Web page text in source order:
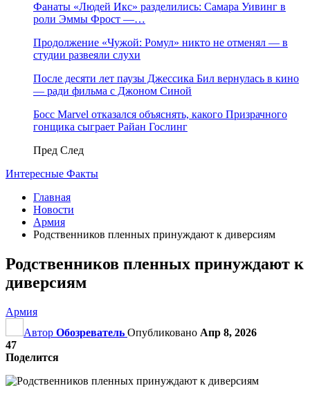
Фанаты «Людей Икс» разделились: Самара Уивинг в
роли Эммы Фрост —…
Продолжение «Чужой: Ромул» никто не отменял — в
студии развеяли слухи
После десяти лет паузы Джессика Бил вернулась в кино
— ради фильма с Джоном Синой
Босс Marvel отказался объяснять, какого Призрачного
гонщика сыграет Райан Гослинг
Пред След
Интересные Факты
Главная
Новости
Армия
Родственников пленных принуждают к диверсиям
Родственников пленных принуждают к
диверсиям
Армия
Автор Обозреватель Опубликовано Апр 8, 2026
47
Поделится